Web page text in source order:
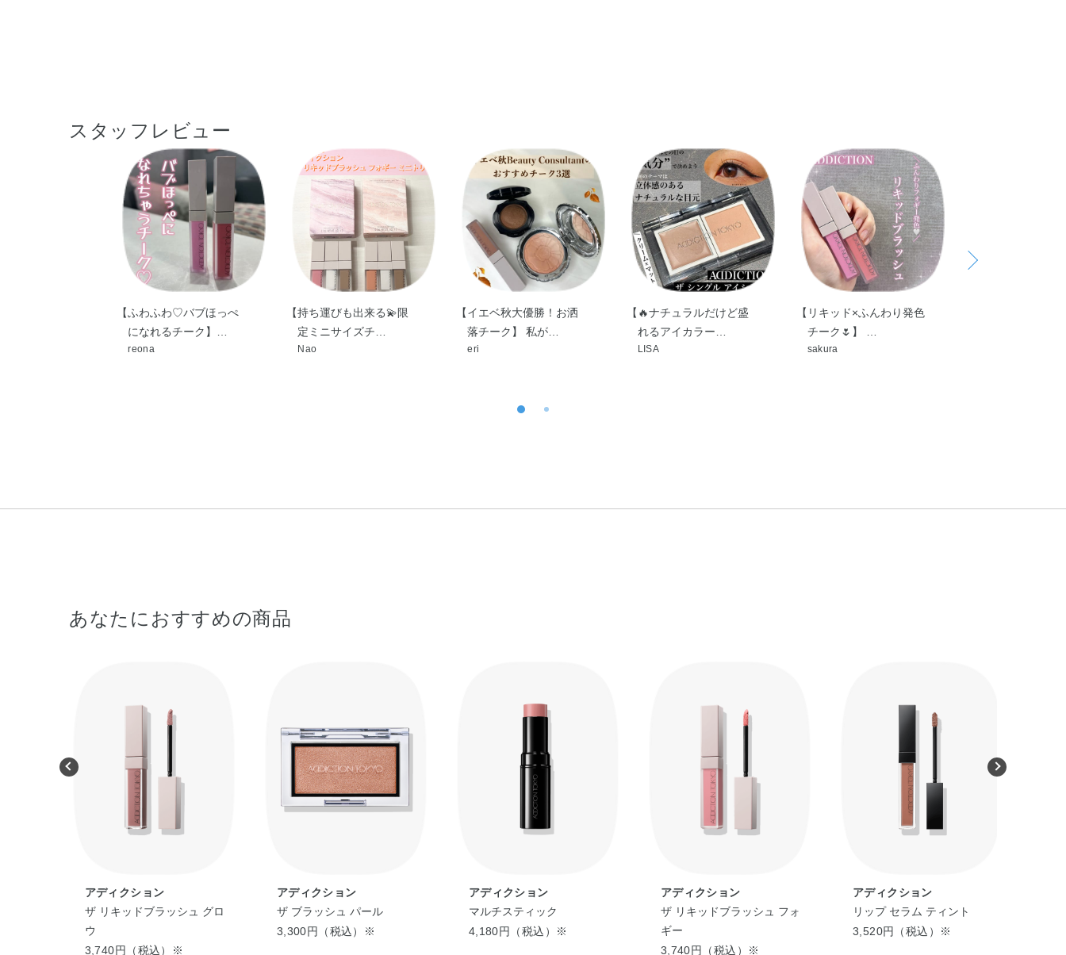
スタッフレビュー
【ふわふわ♡バブほっぺ
になれるチーク】…
reona
【持ち運びも出来る💫限
定ミニサイズチ…
Nao
【イエベ秋大優勝！お洒
落チーク】 私が…
eri
【🔥ナチュラルだけど盛
れるアイカラー…
LISA
【リキッド×ふんわり発色
チーク🌷】 …
sakura
あなたにおすすめの商品
アディクション
ザ リキッドブラッシュ グロ
ウ
3,740円（税込）※
アディクション
ザ ブラッシュ パール
3,300円（税込）※
アディクション
マルチスティック
4,180円（税込）※
アディクション
ザ リキッドブラッシュ フォ
ギー
3,740円（税込）※
アディクション
リップ セラム ティント
3,520円（税込）※